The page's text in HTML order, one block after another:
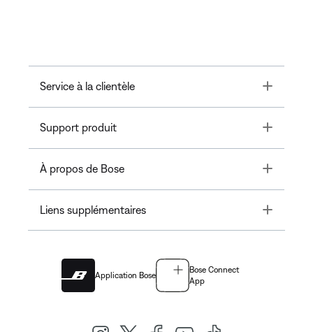
Service à la clientèle Toggle
Support produit Toggle
À propos de Bose Toggle
Liens supplémentaires Toggle
Application Bose
Bose Connect
App